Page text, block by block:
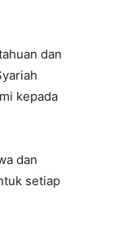
dan
kepada
dan
setiap